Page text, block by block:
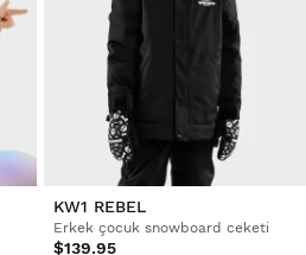
KW1 REBEL
Erkek çocuk snowboard ceketi
$139.95